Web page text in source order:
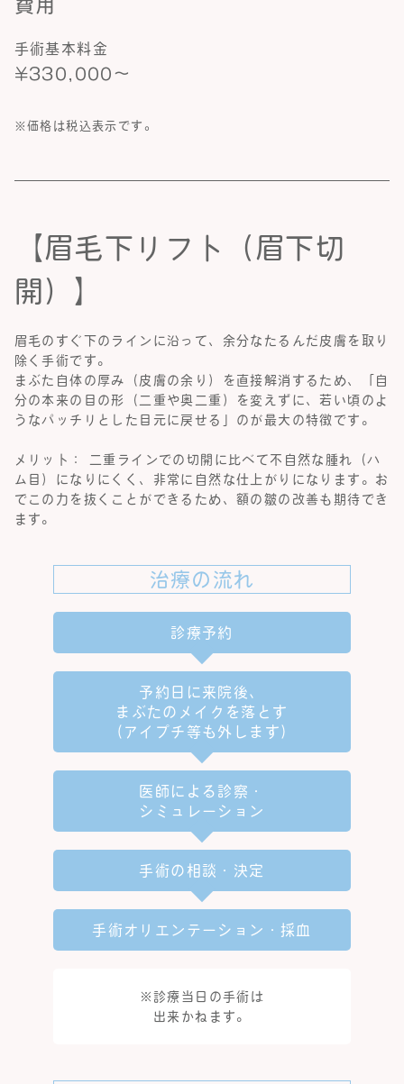
費用
手術基本料金
¥330,000～
※価格は税込表示です。
【眉毛下リフト（眉下切
開）】
眉毛のすぐ下のラインに沿って、余分なたるんだ皮膚を取り
除く手術です。
まぶた自体の厚み（皮膚の余り）を直接解消するため、「自
分の本来の目の形（二重や奥二重）を変えずに、若い頃のよ
うなパッチリとした目元に戻せる」のが最大の特徴です。
メリット： 二重ラインでの切開に比べて不自然な腫れ（ハ
ム目）になりにくく、非常に自然な仕上がりになります。お
でこの力を抜くことができるため、額の皺の改善も期待でき
ます。
治療の流れ
診療予約
予約日に来院後、
まぶたのメイクを落とす
（アイプチ等も外します）
医師による診察・
シミュレーション
手術の相談・決定
手術オリエンテーション・採血
※診療当日の手術は
出来かねます。